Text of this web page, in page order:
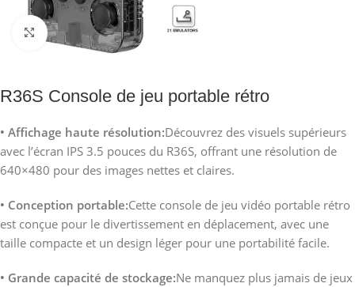
Agrandir
R36S Console de jeu portable rétro
• Affichage haute résolution:Découvrez des visuels supérieurs
avec l’écran IPS 3.5 pouces du R36S, offrant une résolution de
640×480 pour des images nettes et claires.
• Conception portable:Cette console de jeu vidéo portable rétro
est conçue pour le divertissement en déplacement, avec une
taille compacte et un design léger pour une portabilité facile.
• Grande capacité de stockage:Ne manquez plus jamais de jeux